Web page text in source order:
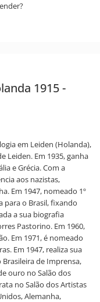
1915 -
em Leiden (Holanda),
Leiden. Em 1935, ganha
e Grécia. Com a
aos nazistas,
Em 1947, nomeado 1º
para o Brasil, fixando
a sua biografia
Pastorino. Em 1960,
Em 1971, é nomeado
Em 1947, realiza sua
de Imprensa,
ouro no Salão dos
no Salão dos Artistas
Alemanha,